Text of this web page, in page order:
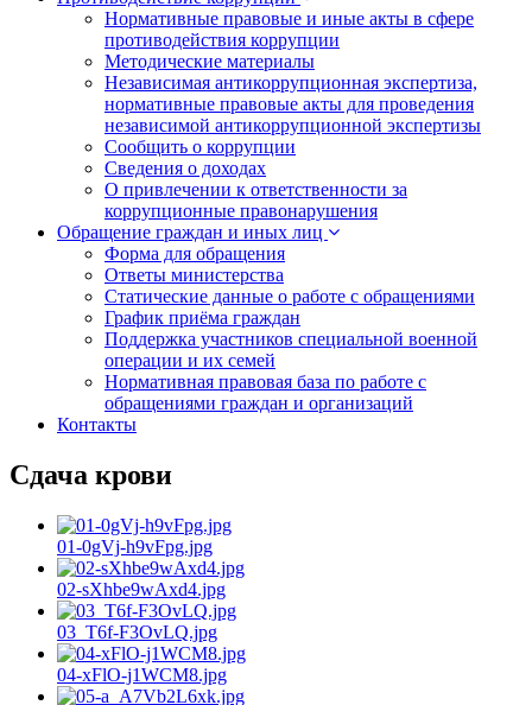
Нормативные правовые и иные акты в сфере
противодействия коррупции
Методические материалы
Независимая антикоррупционная экспертиза,
нормативные правовые акты для проведения
независимой антикоррупционной экспертизы
Сообщить о коррупции
Сведения о доходах
О привлечении к ответственности за
коррупционные правонарушения
Обращение граждан и иных лиц
Форма для обращения
Ответы министерства
Статические данные о работе с обращениями
График приёма граждан
Поддержка участников специальной военной
операции и их семей
Нормативная правовая база по работе с
обращениями граждан и организаций
Контакты
Сдача крови
01-0gVj-h9vFpg.jpg
02-sXhbe9wAxd4.jpg
03_T6f-F3OvLQ.jpg
04-xFlO-j1WCM8.jpg